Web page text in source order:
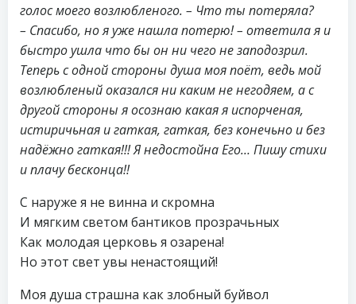
голос моего возлюбленого. – Что ты потеряла?
– Спасибо, но я уже нашла потерю! – ответила я и
быстро ушла что бы он ни чего не заподозрил.
Теперь с одной стороны душа моя поёт, ведь мой
возлюбленый оказался ни каким не негодяем, а с
другой стороны я осознаю какая я испорченая,
истиричьная и гаткая, гаткая, без конечьно и без
надёжно гаткая!!! Я недостойна Его… Пишу стихи
и плачу бесконца!!
С наруже я не винна и скромна
И мягким светом бантиков прозрачьных
Как молодая церковь я озарена!
Но этот свет увы ненастоящий!
Моя душа страшна как злобный буйвол